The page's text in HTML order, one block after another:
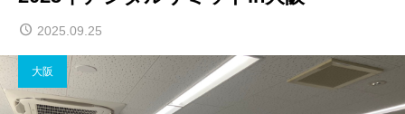
2025.09.25
大阪